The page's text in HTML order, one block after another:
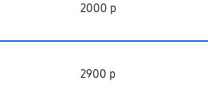
2000 р
2900 р